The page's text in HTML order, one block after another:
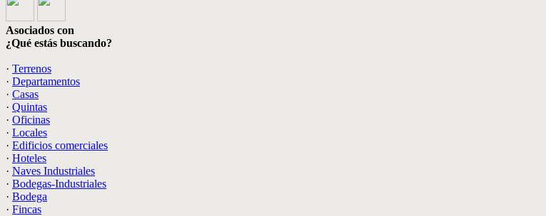
Asociados con
¿Qué estás buscando?
· Terrenos
· Departamentos
· Casas
· Quintas
· Oficinas
· Locales
· Edificios comerciales
· Hoteles
· Naves Industriales
· Bodegas-Industriales
· Bodega
· Fincas